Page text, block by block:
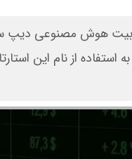
هوش مصنوعی دیپ
به استفاده از نام این